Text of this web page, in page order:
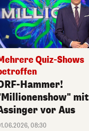
Quiz-Shows
Hammer!
mit
vor Aus
08:30